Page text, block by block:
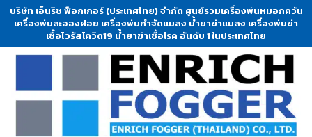
บริษัท เอ็นริช ฟ็อกเกอร์ (ประเทศไทย) จำกัด ศูนย์รวมเครื่องพ่นหมอกควัน
เครื่องพ่นละอองฝอย เครื่องพ่นกำจัดแมลง น้ำยาฆ่าแมลง เครื่องพ่นฆ่า
เชื้อไวรัสโควิด19 น้ำยาฆ่าเชื้อโรค อันดับ 1 ในประเทศไทย